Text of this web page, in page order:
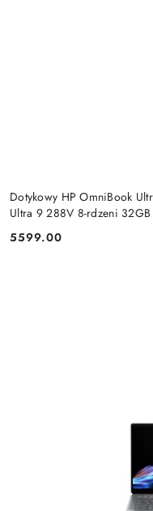
Dotykowy HP OmniBook
Ultra 9 288V 8-rdzeni
Cena:
5599.00